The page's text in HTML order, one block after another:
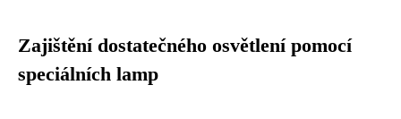
Zajištění dostatečného osvětlení pomocí
speciálních lamp